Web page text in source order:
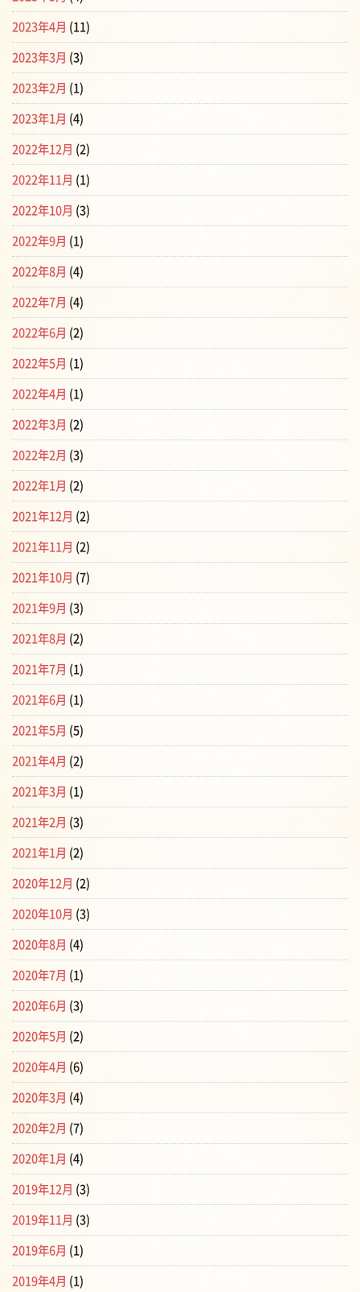
2023年4月 (11)
2023年3月 (3)
2023年2月 (1)
2023年1月 (4)
2022年12月 (2)
2022年11月 (1)
2022年10月 (3)
2022年9月 (1)
2022年8月 (4)
2022年7月 (4)
2022年6月 (2)
2022年5月 (1)
2022年4月 (1)
2022年3月 (2)
2022年2月 (3)
2022年1月 (2)
2021年12月 (2)
2021年11月 (2)
2021年10月 (7)
2021年9月 (3)
2021年8月 (2)
2021年7月 (1)
2021年6月 (1)
2021年5月 (5)
2021年4月 (2)
2021年3月 (1)
2021年2月 (3)
2021年1月 (2)
2020年12月 (2)
2020年10月 (3)
2020年8月 (4)
2020年7月 (1)
2020年6月 (3)
2020年5月 (2)
2020年4月 (6)
2020年3月 (4)
2020年2月 (7)
2020年1月 (4)
2019年12月 (3)
2019年11月 (3)
2019年6月 (1)
2019年4月 (1)